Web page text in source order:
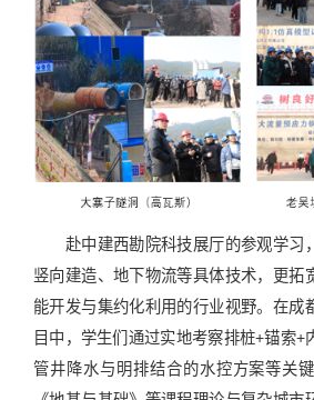
赴中建西勘院科技展厅的参观学习
竖向建造、地下物流等具体技术，更拓
能开发与集约化利用的行业视野。在成
目中，学生们通过实地考察排桩+锚索+
管井降水与明排结合的水控方案等关